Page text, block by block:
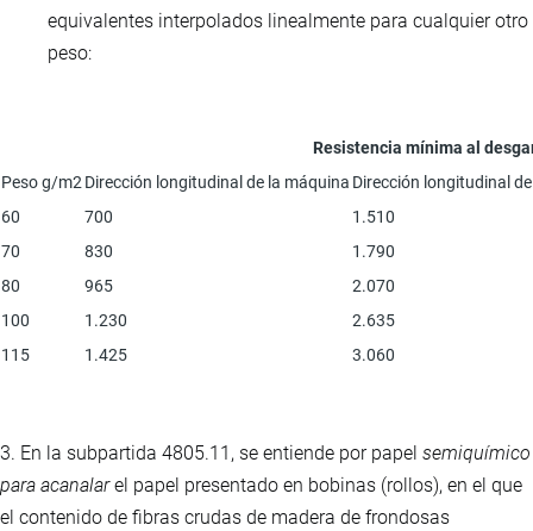
equivalentes interpolados linealmente para cualquier otro
peso:
Resistencia mínima al
Peso g/m2Dirección longitudinal de la máquina Dirección longitudinal
60
700
1.510
70
830
1.790
80
965
2.070
100
1.230
2.635
115
1.425 3.060
3. En la subpartida 4805.11, se entiende por papel semiquímico
para acanalarel papel presentado en bobinas (rollos), en el que
el contenido de fibras crudas de madera de frondosas